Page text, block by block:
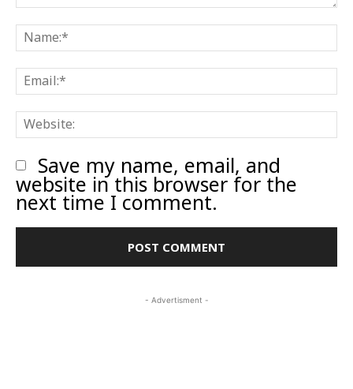
Comment:
Save my name, email, and
website in this browser for the
next time I comment.
- Advertisment -